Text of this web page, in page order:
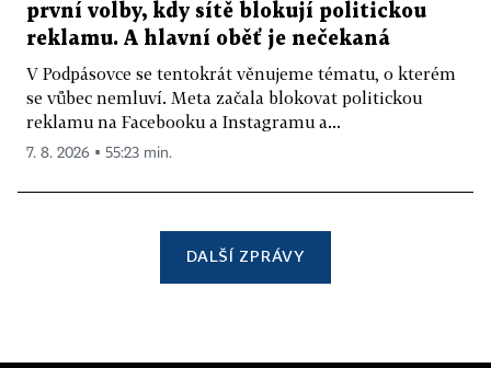
první volby, kdy sítě blokují politickou
reklamu. A hlavní oběť je nečekaná
V Podpásovce se tentokrát věnujeme tématu, o kterém
se vůbec nemluví. Meta začala blokovat politickou
reklamu na Facebooku a Instagramu a...
7. 8. 2026 ▪ 55:23 min.
DALŠÍ ZPRÁVY